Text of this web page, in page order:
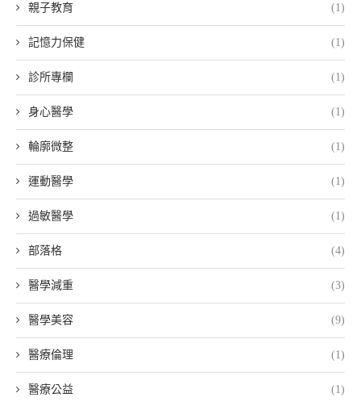
親子教育 (1)
記憶力保健 (1)
診所專欄 (1)
身心醫學 (1)
輪廓微整 (1)
運動醫學 (1)
過敏醫學 (1)
部落格 (4)
醫學減重 (3)
醫學美容 (9)
醫療倫理 (1)
醫療公益 (1)